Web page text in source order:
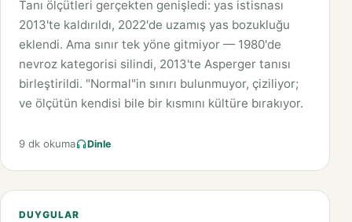
Tanı ölçütleri gerçekten genişledi: yas istisnası
2013'te kaldırıldı, 2022'de uzamış yas bozukluğu
eklendi. Ama sınır tek yöne gitmiyor — 1980'de
nevroz kategorisi silindi, 2013'te Asperger tanısı
birleştirildi. "Normal"in sınırı bulunmuyor, çiziliyor;
ve ölçütün kendisi bile bir kısmını kültüre bırakıyor.
9 dk okuma Dinle
DUYGULAR